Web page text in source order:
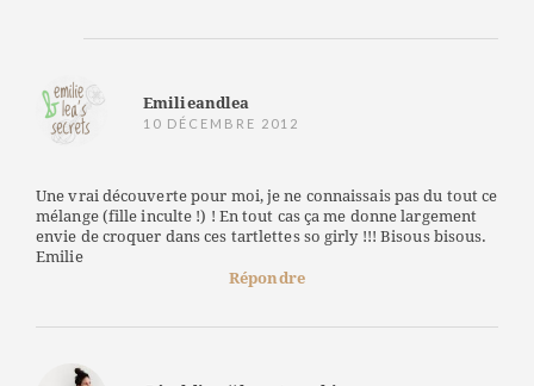
Emilieandlea
10 DÉCEMBRE 2012
Une vrai découverte pour moi, je ne connaissais pas du tout ce
mélange (fille inculte !) ! En tout cas ça me donne largement
envie de croquer dans ces tartlettes so girly !!! Bisous bisous.
Emilie
Répondre